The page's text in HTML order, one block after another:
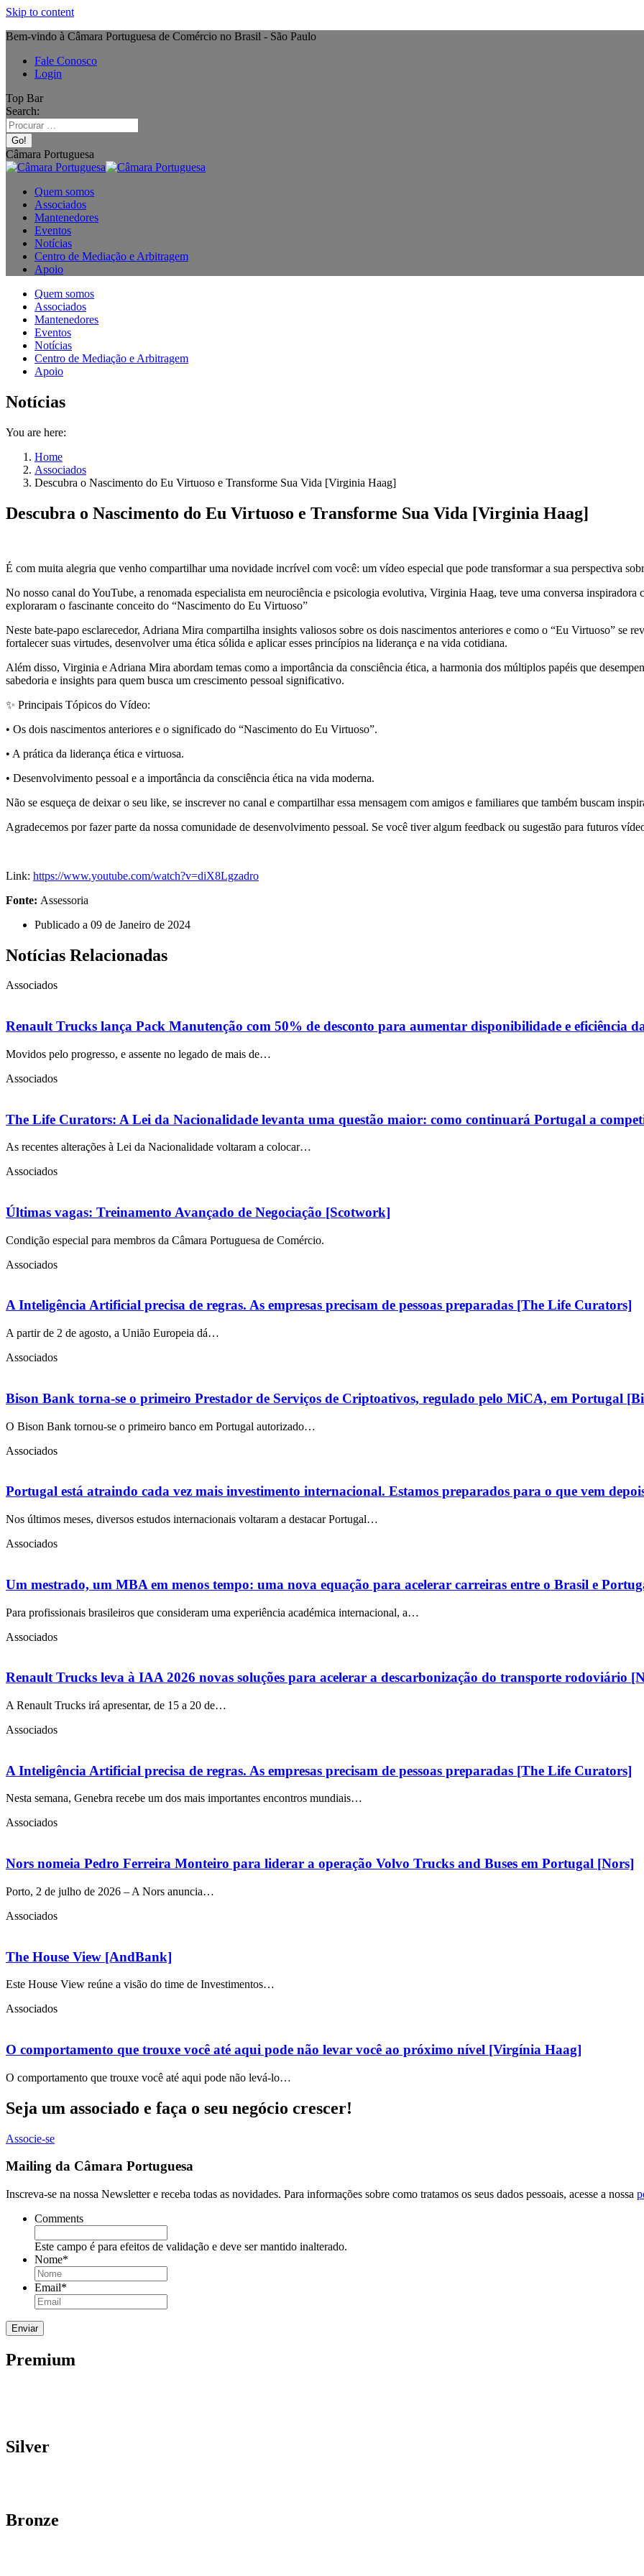
Skip to content
Bem-vindo à Câmara Portuguesa de Comércio no Brasil - São Paulo
Fale Conosco
Login
Top Bar
Search:
Câmara Portuguesa
Quem somos
Associados
Mantenedores
Eventos
Notícias
Centro de Mediação e Arbitragem
Apoio
Quem somos
Associados
Mantenedores
Eventos
Notícias
Centro de Mediação e Arbitragem
Apoio
Notícias
You are here:
Home
Associados
Descubra o Nascimento do Eu Virtuoso e Transforme Sua Vida [Virginia Haag]
Descubra o Nascimento do Eu Virtuoso e Transforme Sua Vida [Virginia Haag]
É com muita alegria que venho compartilhar uma novidade incrível com você: um vídeo especial que pode transformar a sua perspectiva
No nosso canal do YouTube, a renomada especialista em neurociência e psicologia evolutiva, Virginia Haag, teve uma conversa
exploraram o fascinante conceito do “Nascimento do Eu Virtuoso”
Neste bate-papo esclarecedor, Adriana Mira compartilha insights valiosos sobre os dois nascimentos anteriores e como o “Eu Virtuoso” se
fortalecer suas virtudes, desenvolver uma ética sólida e aplicar esses princípios na liderança e na vida cotidiana.
Além disso, Virginia e Adriana Mira abordam temas como a importância da consciência ética, a harmonia dos múltiplos papéis que
sabedoria e insights para quem busca um crescimento pessoal significativo.
✨ Principais Tópicos do Vídeo:
• Os dois nascimentos anteriores e o significado do “Nascimento do Eu Virtuoso”.
• A prática da liderança ética e virtuosa.
• Desenvolvimento pessoal e a importância da consciência ética na vida moderna.
Não se esqueça de deixar o seu like, se inscrever no canal e compartilhar essa mensagem com amigos e familiares que também buscam
Agradecemos por fazer parte da nossa comunidade de desenvolvimento pessoal. Se você tiver algum feedback ou sugestão para futuros
Link: https://www.youtube.com/watch?v=diX8Lgzadro
Fonte: Assessoria
Publicado a 09 de Janeiro de 2024
Notícias Relacionadas
Associados
Renault Trucks lança Pack Manutenção com 50% de desconto para aumentar disponibilidade e eficiência
Movidos pelo progresso, e assente no legado de mais de…
Associados
The Life Curators: A Lei da Nacionalidade levanta uma questão maior: como continuará Portugal a
As recentes alterações à Lei da Nacionalidade voltaram a colocar…
Associados
Últimas vagas: Treinamento Avançado de Negociação [Scotwork]
Condição especial para membros da Câmara Portuguesa de Comércio.
Associados
A Inteligência Artificial precisa de regras. As empresas precisam de pessoas preparadas [The Life Curators]
A partir de 2 de agosto, a União Europeia dá…
Associados
Bison Bank torna-se o primeiro Prestador de Serviços de Criptoativos, regulado pelo MiCA, em Portugal
O Bison Bank tornou-se o primeiro banco em Portugal autorizado…
Associados
Portugal está atraindo cada vez mais investimento internacional. Estamos preparados para o que vem
Nos últimos meses, diversos estudos internacionais voltaram a destacar Portugal…
Associados
Um mestrado, um MBA em menos tempo: uma nova equação para acelerar carreiras entre o Brasil e
Para profissionais brasileiros que consideram uma experiência académica internacional, a…
Associados
Renault Trucks leva à IAA 2026 novas soluções para acelerar a descarbonização do transporte rodoviário
A Renault Trucks irá apresentar, de 15 a 20 de…
Associados
A Inteligência Artificial precisa de regras. As empresas precisam de pessoas preparadas [The Life Curators]
Nesta semana, Genebra recebe um dos mais importantes encontros mundiais…
Associados
Nors nomeia Pedro Ferreira Monteiro para liderar a operação Volvo Trucks and Buses em Portugal [Nors]
Porto, 2 de julho de 2026 – A Nors anuncia…
Associados
The House View [AndBank]
Este House View reúne a visão do time de Investimentos…
Associados
O comportamento que trouxe você até aqui pode não levar você ao próximo nível [Virgínia Haag]
O comportamento que trouxe você até aqui pode não levá-lo…
Seja um associado e faça o seu negócio crescer!
Associe-se
Mailing da Câmara Portuguesa
Inscreva-se na nossa Newsletter e receba todas as novidades. Para informações sobre como tratamos os seus dados pessoais, acesse a nossa
Comments
Este campo é para efeitos de validação e deve ser mantido inalterado.
Nome*
Email*
Premium
Silver
Bronze